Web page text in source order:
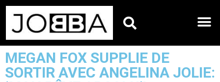
MEGAN FOX SUPPLIE DE
SORTIR AVEC ANGELINA JOLIE: